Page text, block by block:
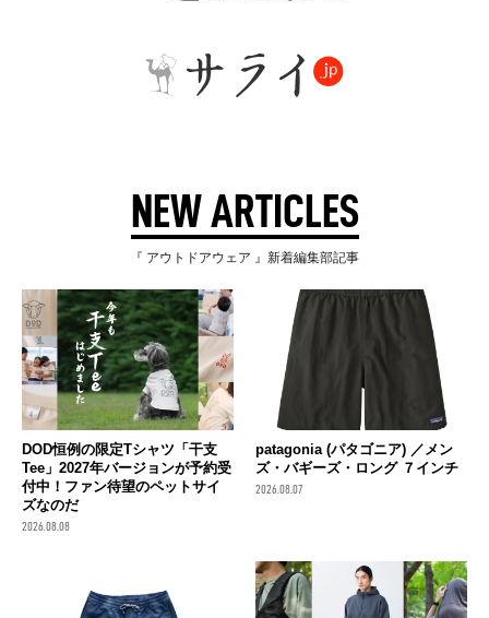
NEW ARTICLES
『 アウトドアウェア 』新着編集部記事
DOD恒例の限定Tシャツ「干支
Tee」2027年バージョンが予約受
付中！ファン待望のペットサイ
ズなのだ
2026.08.08
patagonia (パタゴニア) ／メン
ズ・バギーズ・ロング ７インチ
2026.08.07